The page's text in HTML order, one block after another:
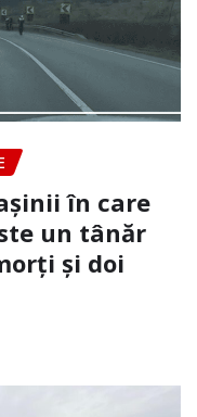
în care
un tânăr
și doi